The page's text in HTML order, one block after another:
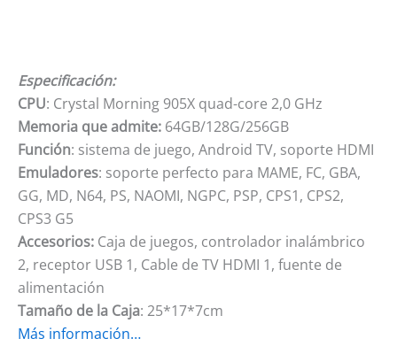
Especificación:
CPU: Crystal Morning 905X quad-core 2,0 GHz
Memoria que admite: 64GB/128G/256GB
Función: sistema de juego, Android TV, soporte HDMI
Emuladores: soporte perfecto para MAME, FC, GBA,
GG, MD, N64, PS, NAOMI, NGPC, PSP, CPS1, CPS2,
CPS3 G5
Accesorios: Caja de juegos, controlador inalámbrico
2, receptor USB 1, Cable de TV HDMI 1, fuente de
alimentación
Tamaño de la Caja: 25*17*7cm
Más información…